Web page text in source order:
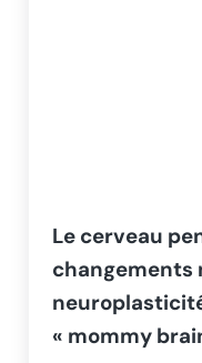
Le cerveau
changements
« mommy